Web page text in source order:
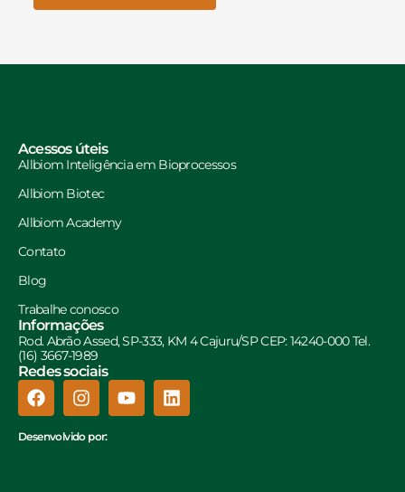
Acessos úteis
Allbiom Inteligência em Bioprocessos
Allbiom Biotec
Allbiom Academy
Contato
Blog
Trabalhe conosco
Informações
Rod. Abrão Assed, SP-333, KM 4 Cajuru/SP CEP: 14240-000 Tel.
(16) 3667-1989
Redes sociais
Desenvolvido por: